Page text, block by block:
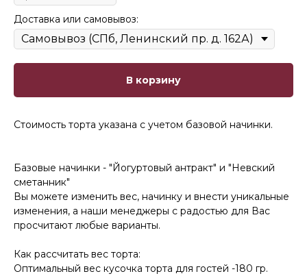
Доставка или самовывоз:
В корзину
Стоимость торта указана с учетом базовой начинки.
Базовые начинки - "Йогуртовый антракт" и "Невский
сметанник"
Вы можете изменить вес, начинку и внести уникальные
изменения, а наши менеджеры с радостью для Вас
просчитают любые варианты.
Как рассчитать вес торта:
Оптимальный вес кусочка торта для гостей -180 гр.